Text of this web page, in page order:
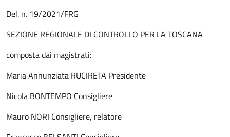
Del. n. 19/2021/FRG
SEZIONE REGIONALE DI CONTROLLO PER LA TOSCANA
composta dai magistrati:
Maria Annunziata RUCIRETA Presidente
Nicola BONTEMPO Consigliere
Mauro NORI Consigliere, relatore